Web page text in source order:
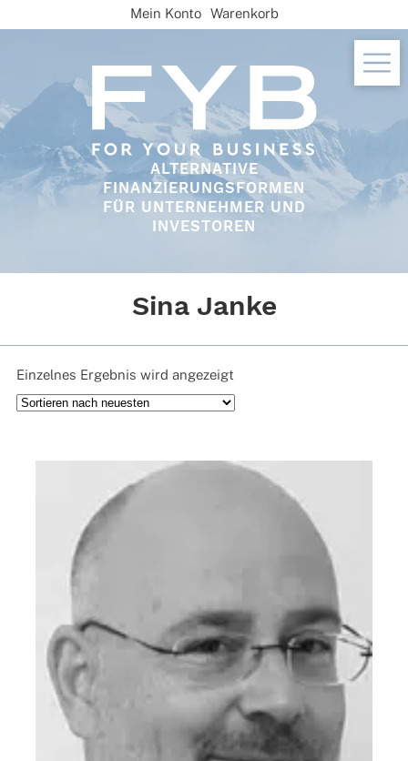
to
ALTERNATIVE
FINANZIERUNGSFORMEN
FÜR UNTERNEHMER UND
INVESTOREN
Mein Konto Warenkorb
Sina Janke
Einzelnes Ergebnis wird angezeigt